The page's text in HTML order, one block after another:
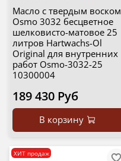
Масло с твердым воском
Osmo 3032 бесцветное
шелковисто-матовое 25
литров Hartwachs-Ol
Original для внутренних
работ Osmo-3032-25
10300004
189 430 Руб
В корзину
ХИТ продаж